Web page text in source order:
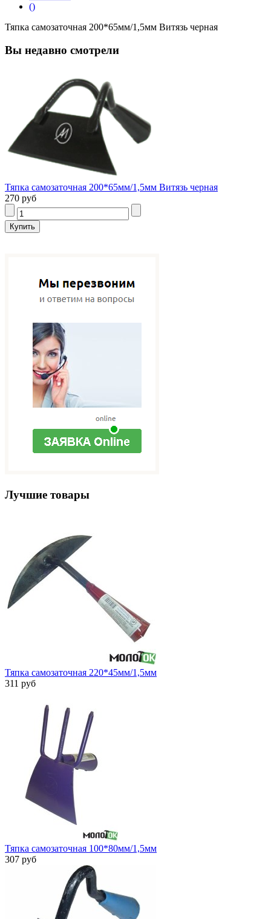
()
Тяпка самозаточная 200*65мм/1,5мм Витязь черная
Вы недавно смотрели
Тяпка самозаточная 200*65мм/1,5мм Витязь черная
270 руб
Лучшие товары
Тяпка самозаточная 220*45мм/1,5мм
311 руб
Тяпка самозаточная 100*80мм/1,5мм
307 руб